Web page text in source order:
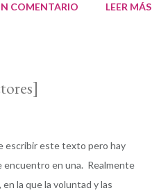
como líder de la compositora y
que recuerdo. Como
eventos de profundo peso de
subjetiva, que yo
y cada uno de ellos. ¿Hasta qué
COMENTARIO LEER MÁS
escribir este texto pero hay
encuentro en una. Realmente
la que la voluntad y las